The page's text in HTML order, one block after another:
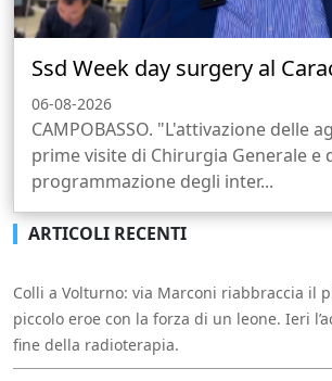
Ssd Week day surgery al
06-08-2026
CAMPOBASSO. "L'attivazione delle
prime visite di Chirurgia Generale e
programmazione degli inter...
ARTICOLI RECENTI
Colli a Volturno: via Marconi riabbraccia il
piccolo eroe con la forza di un leone. Ieri
fine della radioterapia.